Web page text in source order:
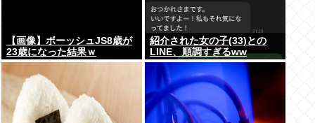
【画像】ボーッシュJS8歳が
23歳になった結果ｗ
紹介された女の子(33)との
LINE、順調すぎるww